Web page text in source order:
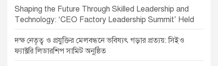
Shaping the Future Through Skilled Leadership and
Technology: ‘CEO Factory Leadership Summit’ Held
দক্ষ নেতৃত্ব ও প্রযুক্তির মেলবন্ধনে ভবিষ্যৎ গড়ার প্রত্যয়: সিইও
ফ্যাক্টরি লিডারশিপ সামিট অনুষ্ঠিত